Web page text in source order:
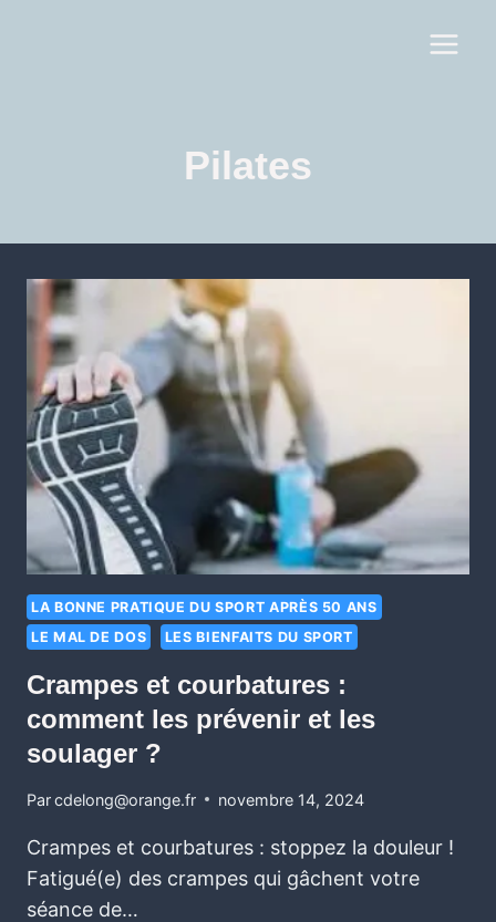
Pilates
LA BONNE PRATIQUE DU SPORT APRÈS 50 ANS
LE MAL DE DOS
LES BIENFAITS DU SPORT
Crampes et courbatures :
comment les prévenir et les
soulager ?
Parcdelong@orange.fr novembre 14, 2024
Crampes et courbatures : stoppez la douleur ! ️‍
Fatigué(e) des crampes qui gâchent votre
séance de…